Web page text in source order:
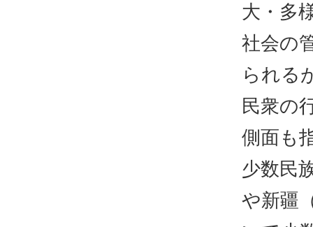
大・多
社会の
られる
民衆の
側面も
少数民
や新疆